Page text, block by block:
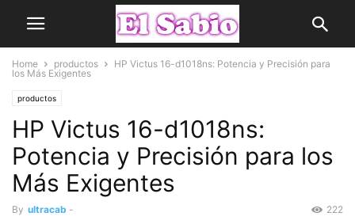
Home productos
HP Victus 16-d1018ns: Potencia y Precisión para
los Más Exigentes
productos
HP Victus 16-d1018ns:
Potencia y Precisión para los
Más Exigentes
By ultracab - 222